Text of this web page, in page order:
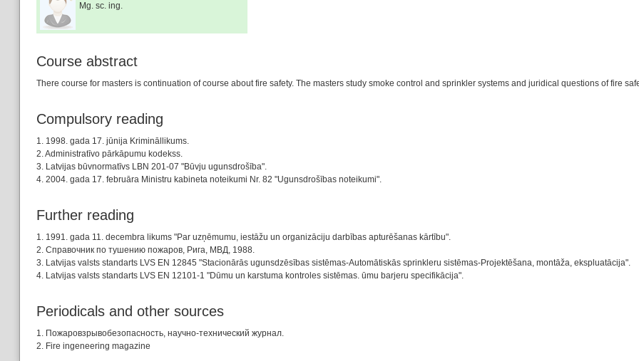
Mg. sc. ing.
Course abstract
There course for masters is continuation of course about fire safety. The masters study smoke control and sprinkler systems and juridical questions of fire
Compulsory reading
1. 1998. gada 17. jūnija Krimināllikums.
2. Administratīvo pārkāpumu kodekss.
3. Latvijas būvnormatīvs LBN 201-07 "Būvju ugunsdrošība".
4. 2004. gada 17. februāra Ministru kabineta noteikumi Nr. 82 "Ugunsdrošības noteikumi".
Further reading
1. 1991. gada 11. decembra likums "Par uzņēmumu, iestāžu un organizāciju darbības apturēšanas kārtību".
2. Справочник по тушению пожаров, Рига, МВД, 1988.
3. Latvijas valsts standarts LVS EN 12845 "Stacionārās ugunsdzēsības sistēmas-Automātiskās sprinkleru sistēmas-Projektēšana, montāža, ekspluatācija".
4. Latvijas valsts standarts LVS EN 12101-1 "Dūmu un karstuma kontroles sistēmas. ūmu barjeru specifikācija".
Periodicals and other sources
1. Пожаровзрывобезопасность, научно-технический журнал.
2. Fire ingeneering magazine